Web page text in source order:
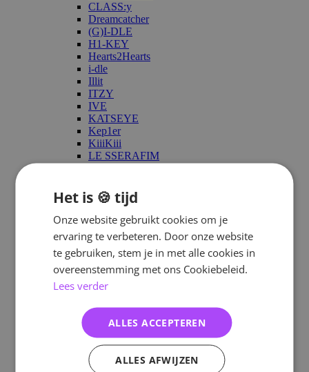
CLASS:y
Dreamcatcher
(G)I-DLE
H1-KEY
Hearts2Hearts
i-dle
Illit
ITZY
IVE
KATSEYE
Kep1er
KiiiKiii
LE SSERAFIM
MAMAMOO
NewJeans
NMIXX
Purple Kiss
Red Velvet
STAYC
TripleS
TWICE
Unis
Viviz
Zie meer
Bain
Baekho
Het is 🍪 tijd
Onze website gebruikt cookies om je
ervaring te verbeteren. Door onze website
te gebruiken, stem je in met alle cookies in
overeenstemming met ons Cookiebeleid.
Lees verder
ALLES ACCEPTEREN
ALLES AFWIJZEN